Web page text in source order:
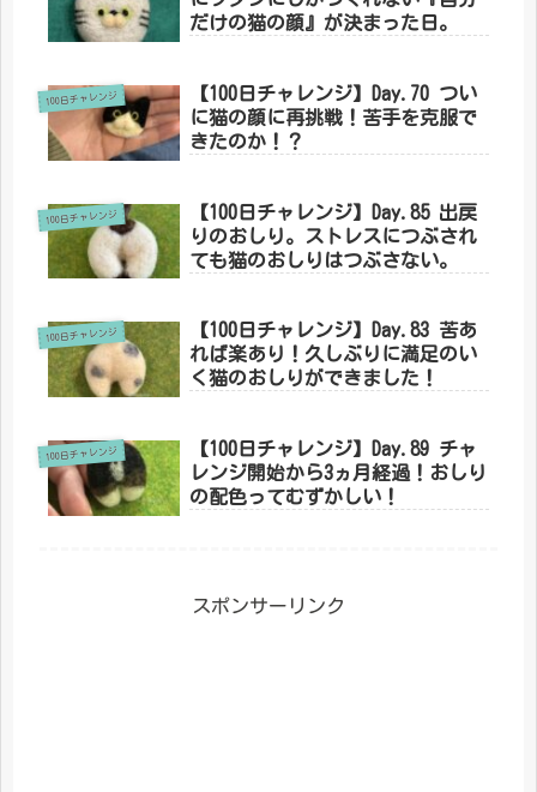
だけの猫の顔』が決まった日。
100日チャレンジ
【100日チャレンジ】Day.70 つい
に猫の顔に再挑戦！苦手を克服で
きたのか！？
100日チャレンジ
【100日チャレンジ】Day.85 出戻
りのおしり。ストレスにつぶされ
ても猫のおしりはつぶさない。
100日チャレンジ
【100日チャレンジ】Day.83 苦あ
れば楽あり！久しぶりに満足のい
く猫のおしりができました！
100日チャレンジ
【100日チャレンジ】Day.89 チャ
レンジ開始から3ヵ月経過！おしり
の配色ってむずかしい！
スポンサーリンク